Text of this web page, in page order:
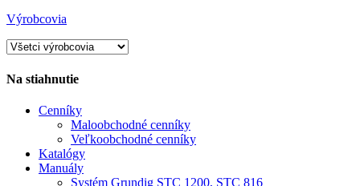
Výrobcovia
Na stiahnutie
Cenníky
Maloobchodné cenníky
Veľkoobchodné cenníky
Katalógy
Manuály
Systém Grundig STC 1200, STC 816